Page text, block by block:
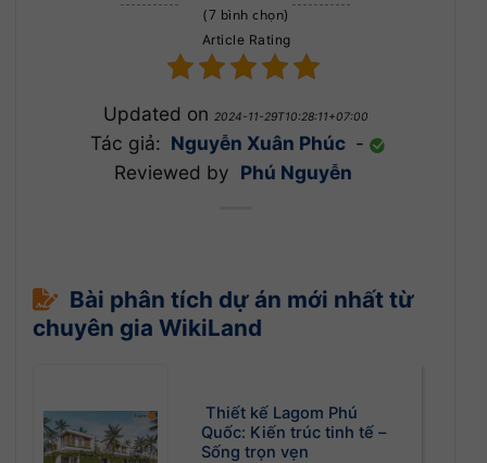
(7 bình chọn)
Article Rating
Updated on 2024-11-29T10:28:11+07:00
Tác giả: Nguyễn Xuân Phúc -
Reviewed by Phú Nguyễn
Bài phân tích dự án mới nhất từ
chuyên gia WikiLand
Thiết kế Lagom Phú
Quốc: Kiến trúc tinh tế –
Sống trọn vẹn